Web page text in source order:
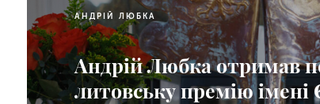
АНДРІЙ ЛЮБКА
Андрій Любка отримав
литовську премію